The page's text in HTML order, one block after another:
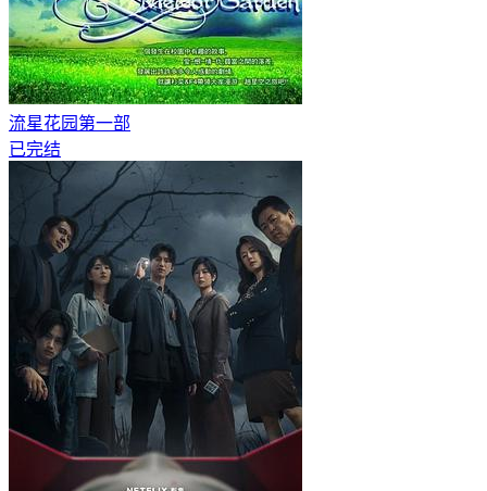
流星花园第一部
已完结